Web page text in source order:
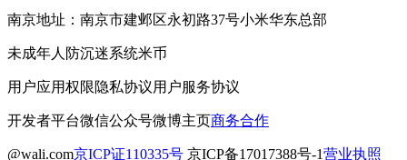
南京地址：南京市建邺区永初路37号小米华东总部
未成年人防沉迷系统米币
用户应用权限隐私协议用户服务协议
开发者平台微信公众号微博主页商务合作
@wali.com京ICP证110335号 京ICP备17017388号-1营业执照